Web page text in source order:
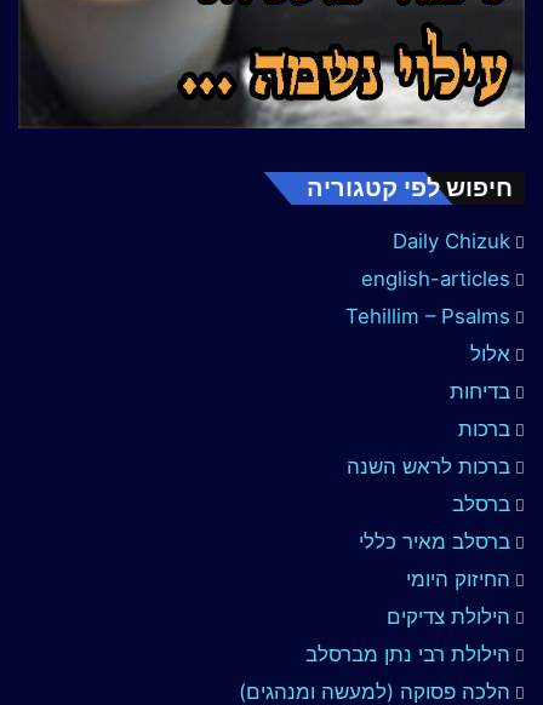
חיפוש לפי קטגוריה
Daily Chizuk
english-articles
Tehillim – Psalms
אלול
בדיחות
ברכות
ברכות לראש השנה
ברסלב
ברסלב מאיר כללי
החיזוק היומי
הילולת צדיקים
הילולת רבי נתן מברסלב
הלכה פסוקה (למעשה ומנהגים)